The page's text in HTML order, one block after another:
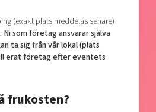
(exakt plats meddelas senare)
Ni som företag ansvarar själva
ta sig från vår lokal (plats
erat företag efter eventets
frukosten?